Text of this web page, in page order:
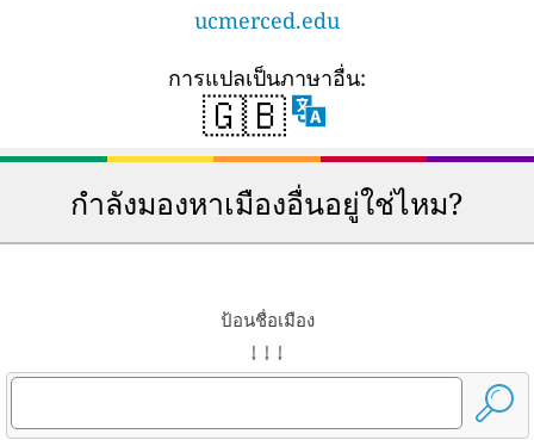
ucmerced.edu
การแปลเป็นภาษาอื่น:
🇬🇧
กำลังมองหาเมืองอื่นอยู่ใช่ไหม?
ป้อนชื่อเมือง
↓ ↓ ↓